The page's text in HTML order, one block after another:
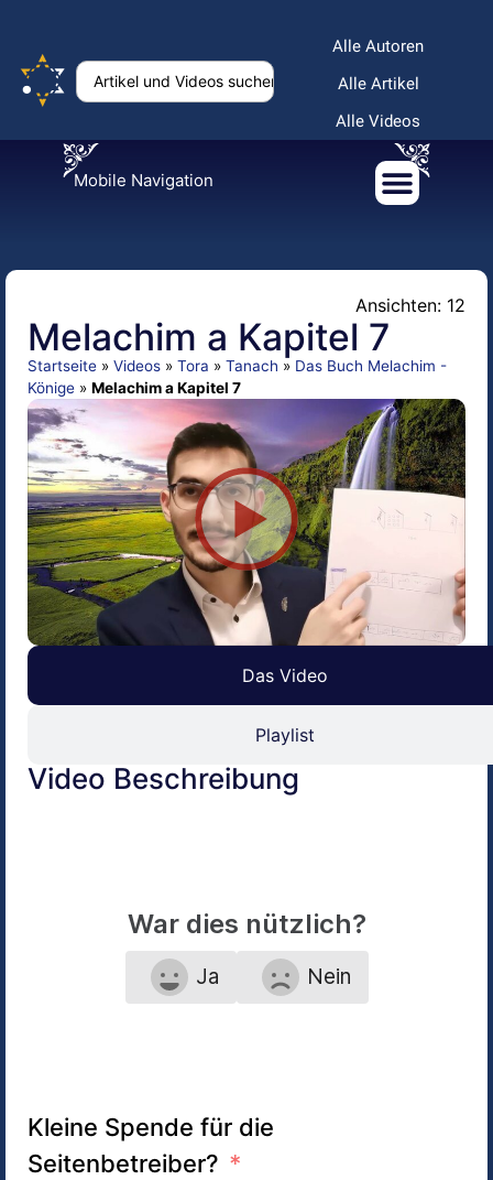
Alle Autoren
Alle Artikel
Alle Videos
Mobile Navigation
Ansichten: 12
Melachim a Kapitel 7
Startseite » Videos » Tora » Tanach » Das Buch Melachim -
Könige » Melachim a Kapitel 7
Das Video
Playlist
Video Beschreibung
War dies nützlich?
Ja Nein
Kleine Spende für die
Seitenbetreiber?